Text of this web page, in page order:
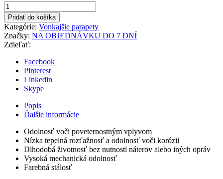
množstvo
Antracit
180x900mm
Vonkajší
parapet
hliníkový
Pridať do košíka
Kategórie: Vonkajšie parapety
Značky: NA OBJEDNÁVKU DO 7 DNÍ
Zdieľať:
Facebook
Pinterest
Linkedin
Skype
Popis
Ďalšie informácie
Odolnosť voči poveternostným vplyvom
Nízka tepelná rozťažnosť a odolnosť voči korózii
Dlhodobá životnosť bez nutnosti náterov alebo iných opráv
Vysoká mechanická odolnosť
Farebná stálosť